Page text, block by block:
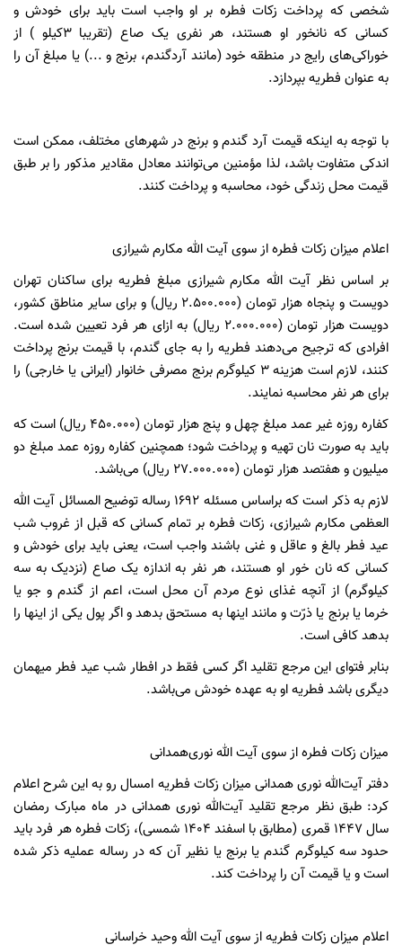
شخصی که پرداخت زکات فطره بر او واجب است باید برای خودش و
کسانی که نانخور او هستند، هر نفری یک صاع (تقریبا ۳کیلو ) از
خوراکی‌های رایج در منطقه خود (مانند آردگندم، برنج و ...) یا مبلغ آن را
به عنوان فطریه بپردازد.
با توجه به اینکه قیمت آرد گندم و برنج در شهرهای مختلف، ممکن است
اندکی متفاوت باشد، لذا مؤمنین می‌توانند معادل مقادیر مذکور را بر طبق
قیمت محل زندگی خود، محاسبه و پرداخت کنند.
اعلام میزان زکات فطره از سوی آیت الله مکارم شیرازی
بر اساس نظر آیت الله مکارم شیرازی مبلغ فطریه برای ساکنان تهران
دویست و پنجاه هزار تومان (۲.۵۰۰.۰۰۰ ریال) و برای سایر مناطق کشور،
دویست هزار تومان (۲.۰۰۰.۰۰۰ ریال) به ازای هر فرد تعیین شده است.
افرادی که ترجیح می‌دهند فطریه را به جای گندم، با قیمت برنج پرداخت
کنند، لازم است هزینه ۳ کیلوگرم برنج مصرفی خانوار (ایرانی یا خارجی) را
برای هر نفر محاسبه نمایند.
کفاره روزه غیر عمد مبلغ چهل و پنج هزار تومان (۴۵۰.۰۰۰ ریال) است که
باید به صورت نان تهیه و پرداخت شود؛ همچنین کفاره روزه عمد مبلغ دو
میلیون و هفتصد هزار تومان (۲۷.۰۰۰.۰۰۰ ریال) می‌باشد.
لازم به ذکر است که براساس مسئله ۱۶۹۲ رساله توضیح المسائل آیت الله
العظمی مکارم شیرازی، زکات فطره بر تمام کسانی که قبل از غروب شب
عید فطر بالغ و عاقل و غنی باشند واجب است، یعنی باید برای خودش و
کسانی که نان خور او هستند، هر نفر به اندازه یک صاع (نزدیک به سه
کیلوگرم) از آنچه غذای نوع مردم آن محل است، اعم از گندم و جو یا
خرما یا برنج یا ذرّت و مانند اینها به مستحق بدهد و اگر پول یکی از اینها را
بدهد کافی است.
بنابر فتوای این مرجع تقلید اگر کسی فقط در افطار شب عید فطر میهمان
دیگری باشد فطریه او به عهده خودش می‌باشد.
میزان زکات فطره از سوی آیت الله نوری‌همدانی
دفتر آیت‌الله نوری همدانی میزان زکات فطریه امسال رو به این شرح اعلام
کرد: ‌طبق نظر مرجع تقلید آیت‌الله نوری همدانی در ماه مبارک رمضان
سال ۱۴۴۷ قمری (مطابق با اسفند ۱۴۰۴ شمسی)، زکات فطره هر فرد باید
حدود سه کیلوگرم گندم یا برنج یا نظیر آن که در رساله عملیه ذکر شده
است و یا قیمت آن را پرداخت کند.
اعلام میزان زکات فطریه از سوی آیت الله وحید خراسانی